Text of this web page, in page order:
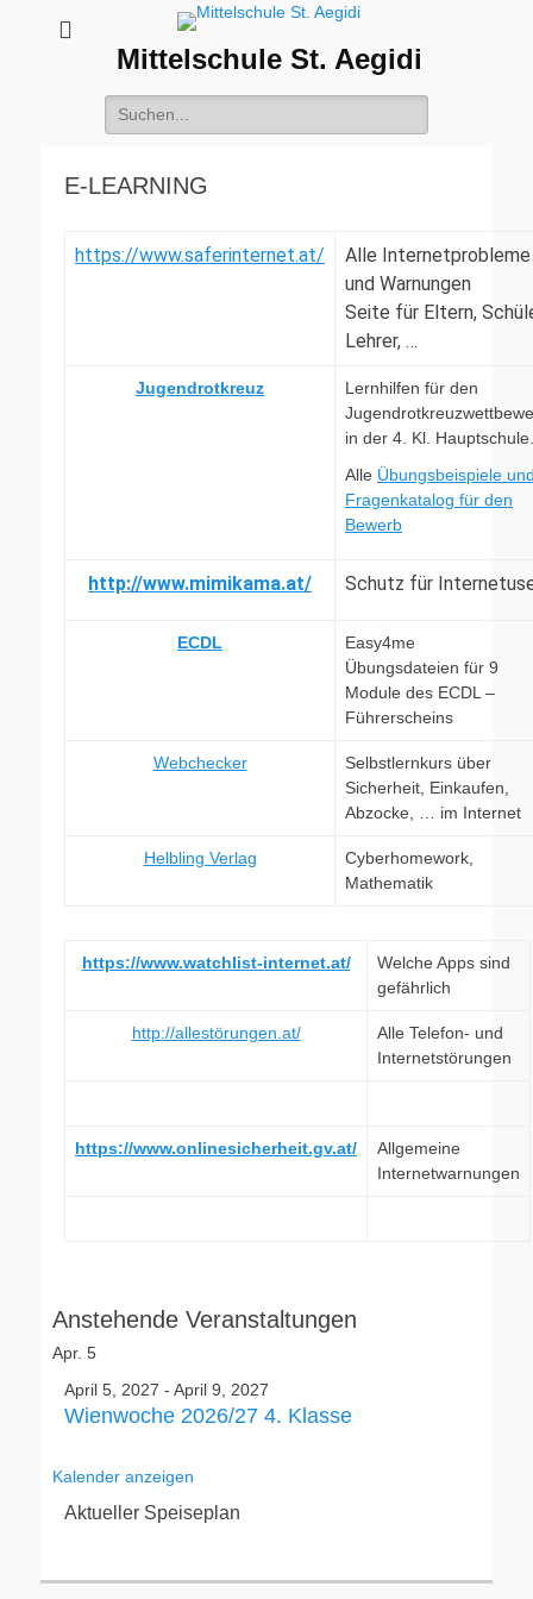
Mittelschule St. Aegidi
Suchen
nach:
E-LEARNING
https://www.saferinternet.at/
Alle Internetprobleme
und Warnungen
Seite für Eltern,
Lehrer, …
Jugendrotkreuz
Lernhilfen für den
in der 4. Kl. Hauptschule.
Alle Übungsbeispiele
Fragenkatalog für den
Bewerb
http://www.mimikama.at/ Schutz für
ECDL
Easy4me
Übungsdateien für 9
Module des ECDL –
Führerscheins
Webchecker
Selbstlernkurs über
Sicherheit, Einkaufen,
Abzocke, … im Internet
Helbling Verlag
Cyberhomework,
Mathematik
https://www.watchlist-internet.at/
Welche Apps sind
gefährlich
http://allestörungen.at/
Alle Telefon- und
Internetstörungen
https://www.onlinesicherheit.gv.at/
Allgemeine
Internetwarnungen
Anstehende Veranstaltungen
Apr. 5
April 5, 2027 - April 9, 2027
Wienwoche 2026/27 4. Klasse
Kalender anzeigen
Aktueller Speiseplan